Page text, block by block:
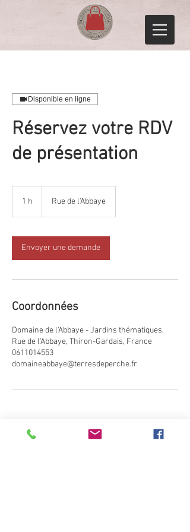
Disponible en ligne
Réservez votre RDV
de présentation
1 h Rue de l'Abbaye
Envoyer une demande
Coordonnées
Domaine de l'Abbaye - Jardins thématiques,
Rue de l'Abbaye, Thiron-Gardais, France
0611014553
domaineabbaye@terresdeperche.fr
Retrouvez nous :